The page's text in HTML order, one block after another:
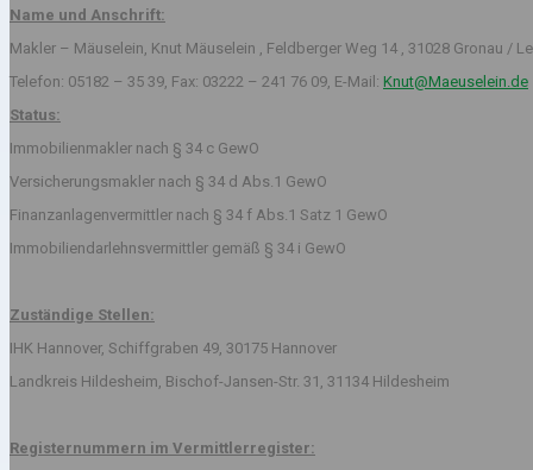
Name und Anschrift:
Makler – Mäuselein, Knut Mäuselein , Feldberger Weg 14 , 31028 Gronau /
Telefon: 05182 – 35 39, Fax: 03222 – 241 76 09, E-Mail: Knut@Maeuselein.de
Status:
Immobilienmakler nach § 34 c GewO
Versicherungsmakler nach § 34 d Abs.1 GewO
Finanzanlagenvermittler nach § 34 f Abs.1 Satz 1 GewO
Immobiliendarlehnsvermittler gemäß § 34 i GewO
Zuständige Stellen:
IHK Hannover, Schiffgraben 49, 30175 Hannover
Landkreis Hildesheim, Bischof-Jansen-Str. 31, 31134 Hildesheim
Registernummern im Vermittlerregister: